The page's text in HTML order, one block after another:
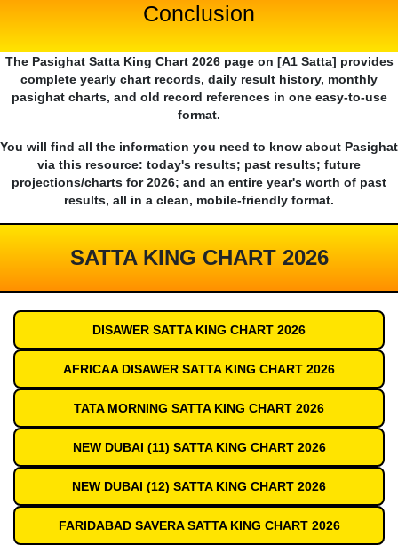
Conclusion
The Pasighat Satta King Chart 2026 page on [A1 Satta] provides
complete yearly chart records, daily result history, monthly
pasighat charts, and old record references in one easy-to-use
format.
You will find all the information you need to know about Pasighat
via this resource: today's results; past results; future
projections/charts for 2026; and an entire year's worth of past
results, all in a clean, mobile-friendly format.
SATTA KING CHART 2026
DISAWER SATTA KING CHART 2026
AFRICAA DISAWER SATTA KING CHART 2026
TATA MORNING SATTA KING CHART 2026
NEW DUBAI (11) SATTA KING CHART 2026
NEW DUBAI (12) SATTA KING CHART 2026
FARIDABAD SAVERA SATTA KING CHART 2026